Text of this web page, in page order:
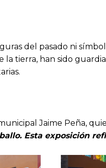
del pasado ni
la tierra, han sido
Jaime Peña,
Esta exposición